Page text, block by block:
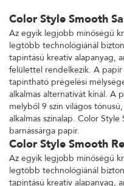
Color Style Smooth
Az egyik legjobb minőségű
legtöbb technológiánál
tapintású kreatív alapanyag,
felülettel rendelkezik. A
tapintható prégelési
alkalmas alternatívát kínál. A
melyből 9 szín világos
alkalmas színalap. Color
barnássárga papír.
Color Style Smooth
Az egyik legjobb minőségű
legtöbb technológiánál
tapintású kreatív alapanyag,